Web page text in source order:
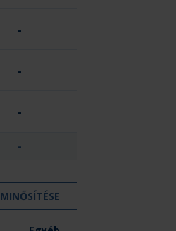
-
-
-
-
MINŐSÍTÉSE